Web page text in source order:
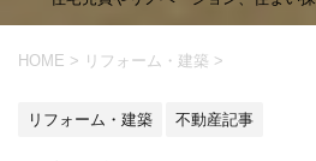
HOME > リフォーム・建築 >
リフォーム・建築 不動産記事